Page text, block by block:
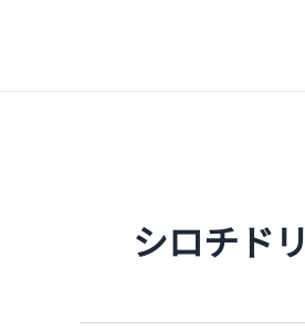
シロチドリ